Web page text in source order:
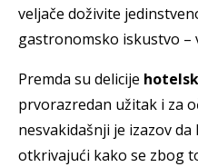
veljače doživite
gastronomsko iskustvo
Premda su delicije
prvorazredan užitak i za
nesvakidašnji je izazov
otkrivajući kako se zbog